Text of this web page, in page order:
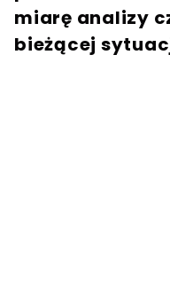
miarę analizy
bieżącej